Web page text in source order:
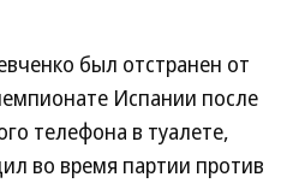
был отстранен от
Испании после
телефона в туалете,
во время партии против